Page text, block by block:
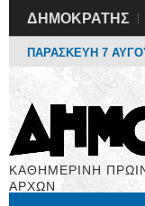
ΔΗΜΟΚΡΑΤΗΣ
ΠΑΡΑΣΚΕΥΗ 7
ΚΑΘΗΜΕΡΙΝΗ
ΑΡΧΩΝ